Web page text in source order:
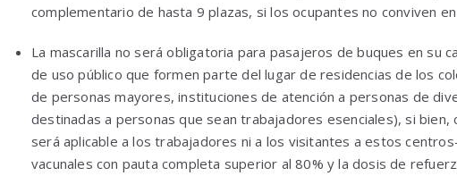
complementario de hasta 9 plazas, si los ocupantes no conviven
La mascarilla no será obligatoria para pasajeros de buques en su
de uso público que formen parte del lugar de residencias de los
de personas mayores, instituciones de atención a personas de
destinadas a personas que sean trabajadores esenciales), si
será aplicable a los trabajadores ni a los visitantes a estos
vacunales con pauta completa superior al 80% y la dosis de